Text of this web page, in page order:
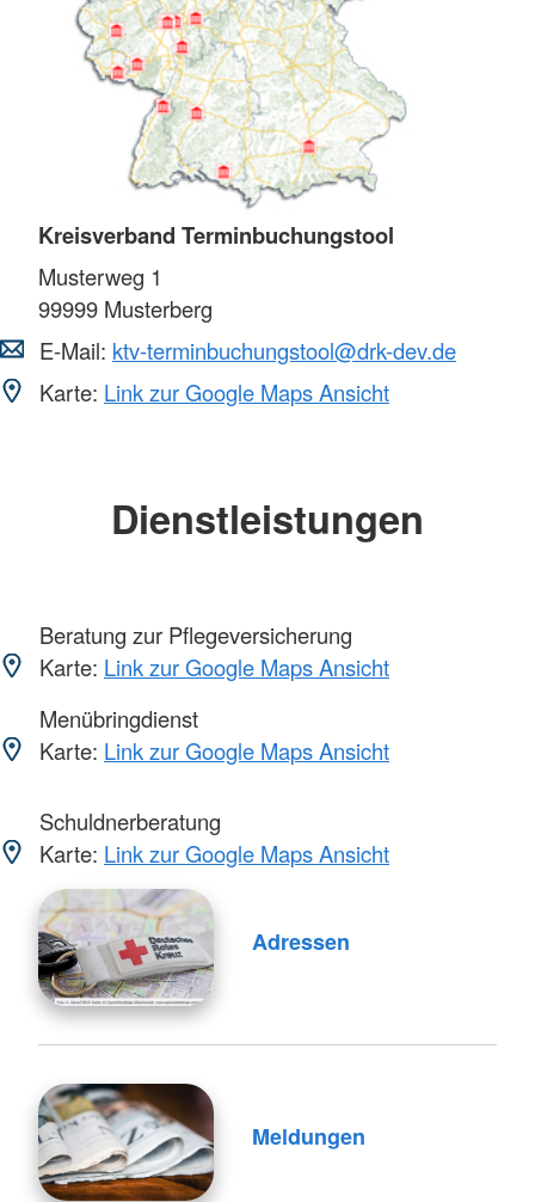
Kreisverband Terminbuchungstool
Musterweg 1
99999 Musterberg
E-Mail: ktv-terminbuchungstool@drk-dev.de
Karte: Link zur Google Maps Ansicht
Dienstleistungen
Beratung zur Pflegeversicherung
Karte: Link zur Google Maps Ansicht
Menübringdienst
Karte: Link zur Google Maps Ansicht
Schuldnerberatung
Karte: Link zur Google Maps Ansicht
Adressen
Meldungen